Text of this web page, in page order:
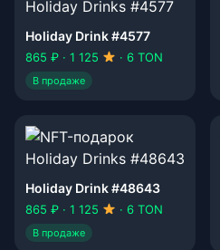
Holiday Drink #4577
865 ₽ · 1 125 · 6 TON
В продаже
Holiday Drink #48643
865 ₽ · 1 125 · 6 TON
В продаже